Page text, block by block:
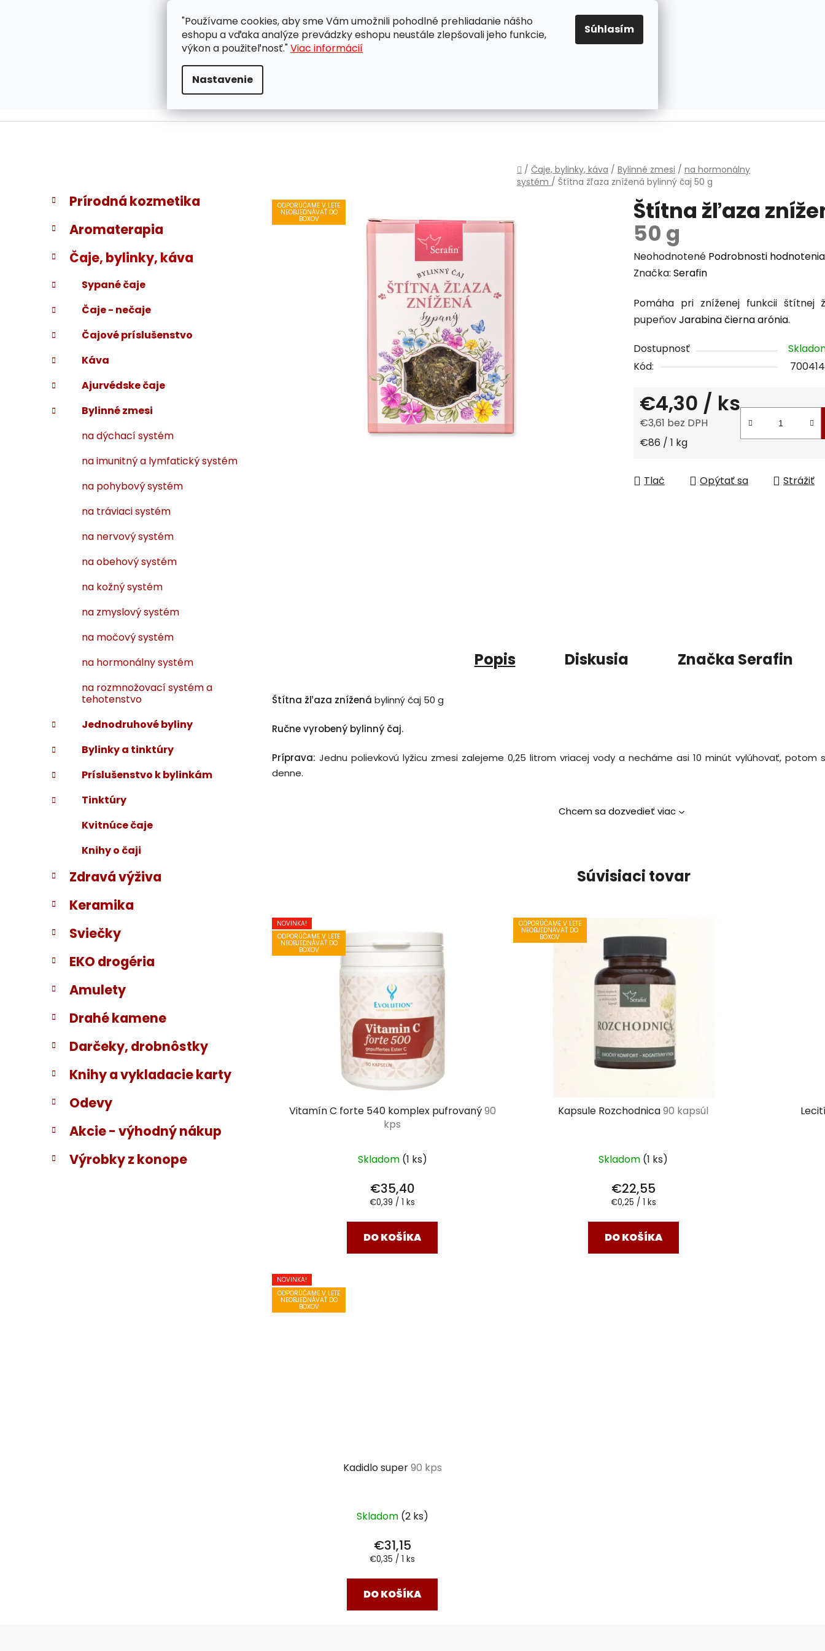
"Používame cookies, aby sme Vám umožnili pohodlné prehliadanie nášho
eshopu a vďaka analýze prevádzky eshopu neustále zlepšovali jeho funkcie,
výkon a použiteľnosť."Viac informácií
Nastavenie
Súhlasím
ZÁKAZNÍCKA PODPORA OBCHODNÉ PODMIENKY OCHRANA OSOBNÝCH ÚDAJOV PRAVIDLÁ PRE COOKIES
EUR
Domov
/ Čaje, bylinky, káva / Bylinné zmesi / na hormonálny
systém / Štítna žľaza znížená bylinný čaj 50 g
B
č
ý
a
n
l
Preskočiť
kategórie
K
a
t
e
ó
i
Prírodná kozmetika
Aromaterapia
Čaje, bylinky, káva
Sypané čaje
Čaje - nečaje
Čajové príslušenstvo
Káva
Ajurvédske čaje
Bylinné zmesi
na dýchací systém
na imunitný a lymfatický systém
na pohybový systém
na tráviaci systém
na nervový systém
na obehový systém
na kožný systém
na zmyslový systém
na močový systém
na hormonálny systém
na rozmnožovací systém a
tehotenstvo
Jednodruhové byliny
Bylinky a tinktúry
Príslušenstvo k bylinkám
Tinktúry
Kvitnúce čaje
Knihy o čaji
Zdravá výživa
Keramika
Sviečky
EKO drogéria
Amulety
Drahé kamene
Darčeky, drobnôstky
Knihy a vykladacie karty
Odevy
Akcie - výhodný nákup
Výrobky z konope
Štítna žľaza
50 g
Priemerné
hodnotenie
je
0,0
5
hviezdičiek.
Neohodnotené Podrobnosti hodnotenia
Značka: Serafin
Pomáha pri zníženej funkcii štítnej
pupeňovJarabina čierna arónia.
Dostupnosť
Kód:
700414
€4,30 / ks
€3,61 bez DPH
Jednotková cena:
€86 / 1 kg
Tlač Opýtať sa Strážiť
ODPORÚČAME V LETE
NEOBJEDNÁVAŤ DO
BOXOV
Popis Diskusia Značka Serafin
Štítna žľaza znížená bylinný čaj 50 g
Ručne vyrobený bylinný čaj.
Príprava: Jednu polievkovú lyžicu zmesi zalejeme 0,25 litrom vriacej vody a necháme asi 10 minút vylúhovať,
denne.
Chcem sa dozvedieť viac
Súvisiaci tovar
NOVINKA!
ODPORÚČAME V LETE
NEOBJEDNÁVAŤ DO
BOXOV
Vitamín C forte 540 komplex pufrovaný90
kps
Skladom (1 ks)
€35,40
Jednotková
€0,39 / 1 ks
DO KOŠÍKA
ODPORÚČAME V LETE
NEOBJEDNÁVAŤ DO
BOXOV
Kapsule Rozchodnica90 kapsúl
Skladom (1 ks)
€22,55
Jednotková
€0,25 / 1 ks
DO KOŠÍKA
NOVINKA!
ODPORÚČAME V LETE
NEOBJEDNÁVAŤ DO
BOXOV
Kadidlo super90 kps
Skladom (2 ks)
€31,15
Jednotková
€0,35 / 1 ks
DO KOŠÍKA